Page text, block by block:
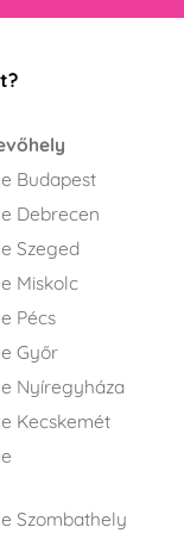
Budapest
Debrecen
Szeged
Miskolc
Pécs
Győr
Nyíregyháza
Kecskemét
Szombathely